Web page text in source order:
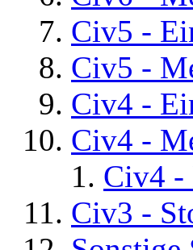
Civ5 -
Civ5 -
Civ4 -
Civ4 -
Civ4 -
Civ3 -